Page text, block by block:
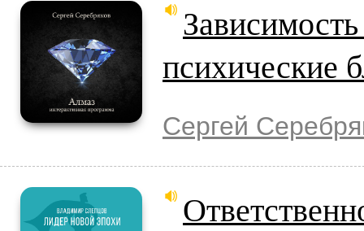
психические
Сергей